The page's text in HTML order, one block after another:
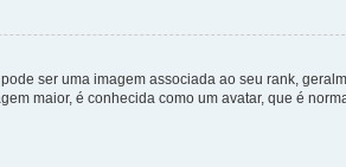
ser uma imagem associada ao seu rank,
maior, é conhecida como um avatar, que é